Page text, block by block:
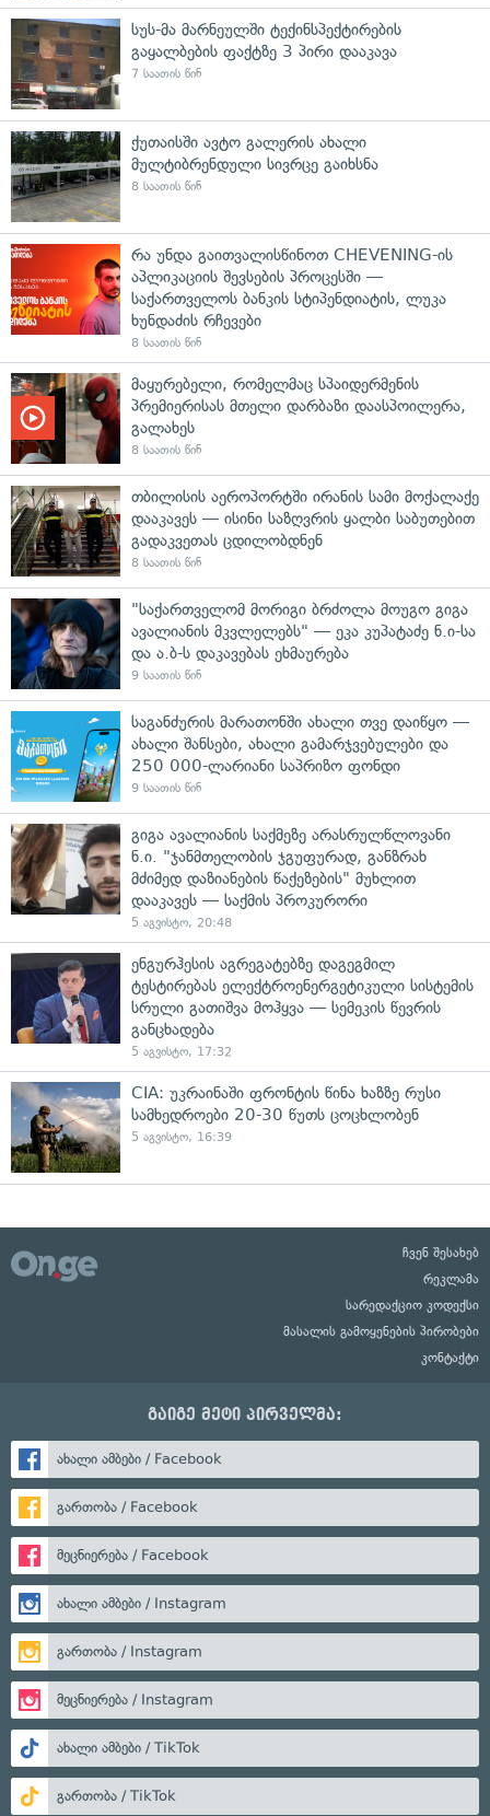
სუს-მა მარნეულში ტექინსპექტირების
გაყალბების ფაქტზე 3 პირი დააკავა
7 საათის წინ
ქუთაისში ავტო გალერის ახალი
მულტიბრენდული სივრცე გაიხსნა
8 საათის წინ
რა უნდა გაითვალისწინოთ CHEVENING-ის
აპლიკაციის შევსების პროცესში —
საქართველოს ბანკის სტიპენდიატის, ლუკა
ხუნდაძის რჩევები
8 საათის წინ
მაყურებელი, რომელმაც სპაიდერმენის
პრემიერისას მთელი დარბაზი დაასპოილერა,
გალახეს
8 საათის წინ
თბილისის აეროპორტში ირანის სამი მოქალაქე
დააკავეს — ისინი საზღვრის ყალბი საბუთებით
გადაკვეთას ცდილობდნენ
8 საათის წინ
"საქართველომ მორიგი ბრძოლა მოუგო გიგა
ავალიანის მკვლელებს" — ეკა კუპატაძე ნ.ი-სა
და ა.ბ-ს დაკავებას ეხმაურება
9 საათის წინ
საგანძურის მარათონში ახალი თვე დაიწყო —
ახალი შანსები, ახალი გამარჯვებულები და
250 000-ლარიანი საპრიზო ფონდი
9 საათის წინ
გიგა ავალიანის საქმეზე არასრულწლოვანი
ნ.ი. "ჯანმთელობის ჯგუფურად, განზრახ
მძიმედ დაზიანების წაქეზების" მუხლით
დააკავეს — საქმის პროკურორი
5 აგვისტო, 20:48
ენგურჰესის აგრეგატებზე დაგეგმილ
ტესტირებას ელექტროენერგეტიკული სისტემის
სრული გათიშვა მოჰყვა — სემეკის წევრის
განცხადება
5 აგვისტო, 17:32
CIA: უკრაინაში ფრონტის წინა ხაზზე რუსი
სამხედროები 20-30 წუთს ცოცხლობენ
5 აგვისტო, 16:39
ჩვენ შესახებ
რეკლამა
სარედაქციო კოდექსი
მასალის გამოყენების პირობები
კონტაქტი
გაიგე მეტი პირველმა:
ახალი ამბები / Facebook
გართობა / Facebook
მეცნიერება / Facebook
ახალი ამბები / Instagram
გართობა / Instagram
მეცნიერება / Instagram
ახალი ამბები / TikTok
გართობა / TikTok